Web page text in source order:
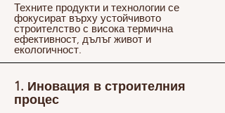
Техните продукти и технологии се
фокусират върху устойчивото
строителство с висока термична
ефективност, дълъг живот и
екологичност.
1. Иновация в строителния
процес